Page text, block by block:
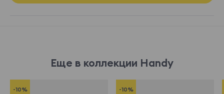
Еще в коллекции Handy
-10% -10%